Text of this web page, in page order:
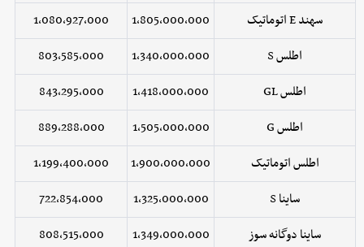
سهند E اتوماتیک
1,805,000,000
1,080,927,000
اطلس S
1,340,000,000
803,585,000
اطلس GL
1,418,000,000
843,295,000
اطلس G
1,505,000,000
889,288,000
اطلس اتوماتیک
1,900,000,000
1,199,400,000
ساینا S
1,325,000,000
722,854,000
ساینا دوگانه سوز
1,349,000,000
808,515,000